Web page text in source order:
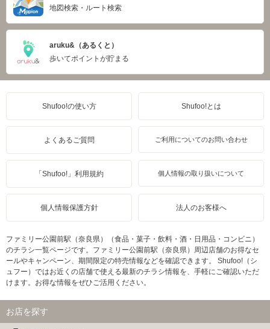
地図検索・ルート検索
aruku&（あるくと）
歩いてポイントが貯まる
Shufoo!の使い方 Shufoo!とは
よくあるご質問 ご利用についてのお問い合わせ
「Shufoo!」利用規約 個人情報の取り扱いについて
個人情報保護方針 法人のお客様へ
ファミリー公園前駅（奈良県）（食品・菓子・飲料・酒・日用品・コンビニ）
のチラシ一覧ページです。ファミリー公園前駅（奈良県）周辺店舗のお得なセ
ールやキャンペーン、期間限定の特売情報などを確認できます。 Shufoo!（シ
ュフー）ではお近くの店舗で使える最新のチラシ情報を、手軽にご確認いただ
けます。お得な情報をぜひご活用ください。
お店を探す